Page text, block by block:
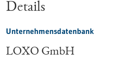
Details
Unternehmensdatenbank
LOXO GmbH